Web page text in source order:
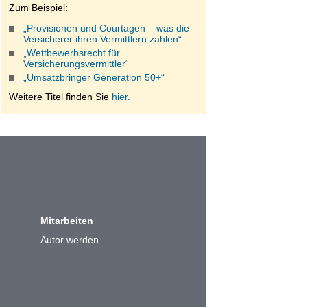
Zum Beispiel:
„Provisionen und Courtagen – was die
Versicherer ihren Vermittlern zahlen“
„Wettbewerbsrecht für
Versicherungsvermittler“
„Umsatzbringer Generation 50+“
Weitere Titel finden Sie hier.
Mitarbeiten
Autor werden